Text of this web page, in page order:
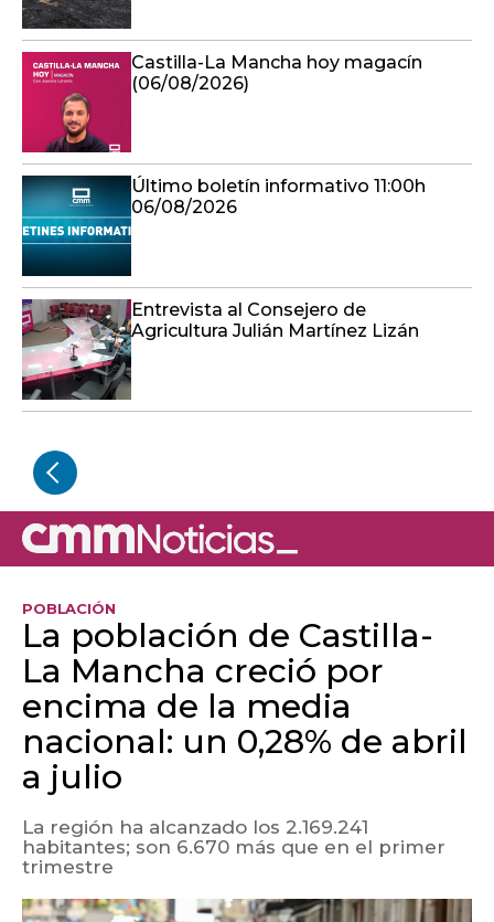
Castilla-La Mancha hoy magacín
(06/08/2026)
Último boletín informativo 11:00h
06/08/2026
Entrevista al Consejero de
Agricultura Julián Martínez Lizán
POBLACIÓN
La población de Castilla-
La Mancha creció por
encima de la media
nacional: un 0,28% de abril
a julio
La región ha alcanzado los 2.169.241
habitantes; son 6.670 más que en el primer
trimestre